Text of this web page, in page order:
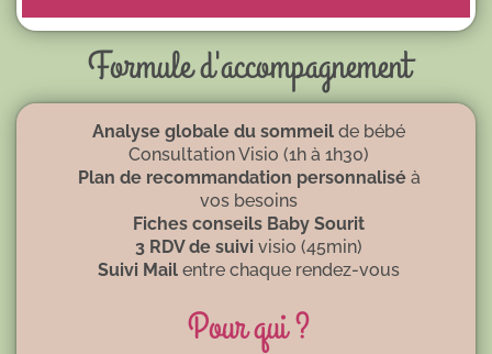
Formule d'accompagnement
Analyse globale du sommeil de bébé
Consultation Visio (1h à 1h30)
Plan de recommandation personnaliséà
vos besoins
Fiches conseils Baby Sourit
3 RDV de suivi visio (45min)
Suivi Mail entre chaque rendez-vous
Pour qui ?